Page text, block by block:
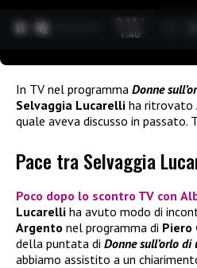
0:14 /
1:40
In TV nel programma Donne
Selvaggia Lucarelli ha ritrovato
quale aveva discusso in passato.
Pace tra Selvaggia
Poco dopo lo scontro TV con
Lucarelli ha avuto modo di
Argento nel programma di Piero
della puntata di Donne sull’orlo
abbiamo assistito a un